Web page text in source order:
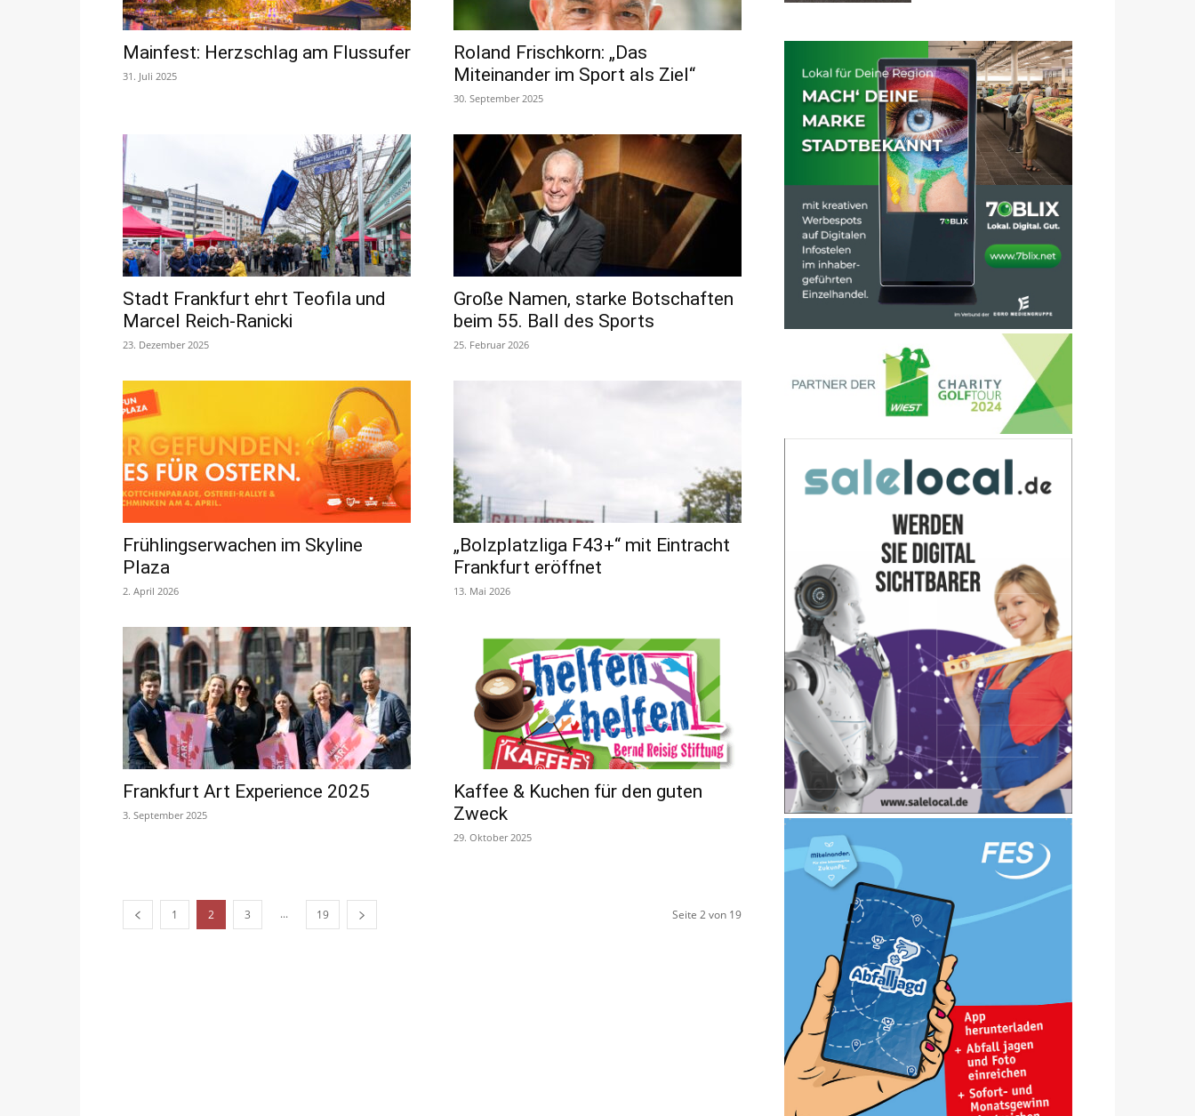
Mainfest: Herzschlag am Flussufer
31. Juli 2025
Roland Frischkorn: „Das
Miteinander im Sport als Ziel“
30. September 2025
Stadt Frankfurt ehrt Teofila und
Marcel Reich-Ranicki
23. Dezember 2025
Große Namen, starke Botschaften
beim 55. Ball des Sports
25. Februar 2026
Frühlingserwachen im Skyline
Plaza
2. April 2026
„Bolzplatzliga F43+“ mit Eintracht
Frankfurt eröffnet
13. Mai 2026
Frankfurt Art Experience 2025
3. September 2025
Kaffee & Kuchen für den guten
Zweck
29. Oktober 2025
1 2 3 ... 19 Seite 2 von 19